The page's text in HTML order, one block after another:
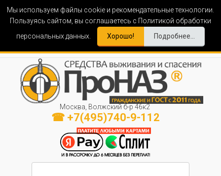
Мы используем файлы cookie и рекомендательные технологии.
Пользуясь сайтом, вы соглашаетесь с Политикой обработки
персональных данных.
Хорошо! Подробнее...
Москва, Волжский б-р 46к2
☎ +7(495)740-9-112